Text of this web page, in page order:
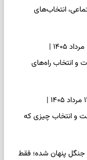
انتخاب‌های
فال چای امروز چهارشنبه ۱۴ مرداد ۱۴۰۵ |
و انتخاب راه‌های
فال شمع امروز چهارشنبه ۱۴ مرداد ۱۴۰۵ |
و انتخاب چیزی که
پنهان شده؛ فقط